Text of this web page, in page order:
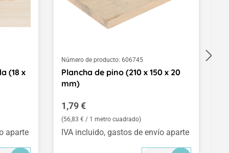
(18 x
aparte
Número de producto: 606745
Plancha de pino (210 x 150 x 20
mm)
Precio normal:
1,79 €
(56,83 € / 1 metro cuadrado)
IVA incluido, gastos de envío aparte